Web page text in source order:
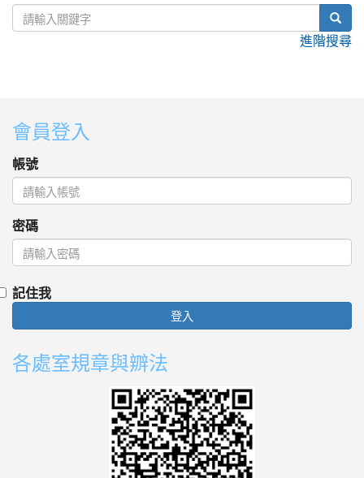
進階搜尋
會員登入
帳號
密碼
記住我
登入
各處室規章與辧法